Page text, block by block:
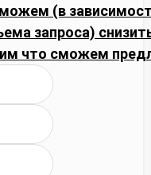
(в
запроса)
что сможем